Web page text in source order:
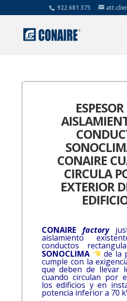
922 681 375
CONAIRE
CIRCULA
EXTERIOR
CONAIRE factory
aislamiento
conductos
SONOCLIMA de la
cumple con la
que deben de llevar
cuando circulan por
los edificios y en
potencia inferior a 70